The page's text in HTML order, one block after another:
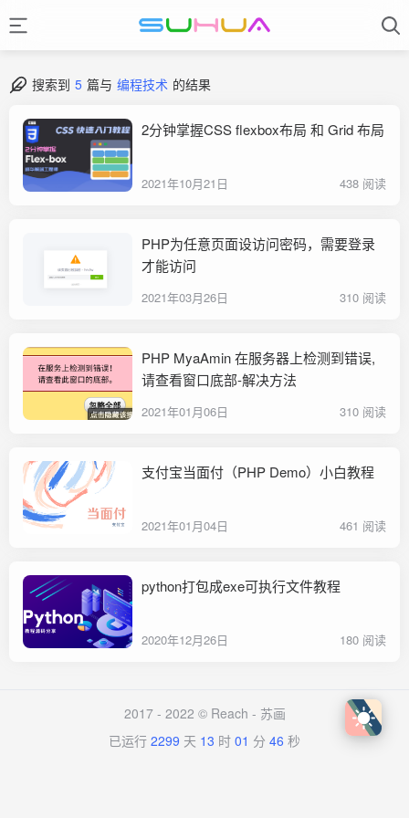
搜索到 5 篇与 编程技术 的结果
2分钟掌握CSS flexbox布局 和 Grid 布局
2021年10月21日 438 阅读
PHP为任意页面设访问密码，需要登录
才能访问
2021年03月26日 310 阅读
PHP MyaAmin 在服务器上检测到错误,
请查看窗口底部-解决方法
2021年01月06日 310 阅读
支付宝当面付（PHP Demo）小白教程
2021年01月04日 461 阅读
python打包成exe可执行文件教程
2020年12月26日 180 阅读
2017 - 2022 © Reach - 苏画
已运行 2299 天 13 时 01 分 46 秒